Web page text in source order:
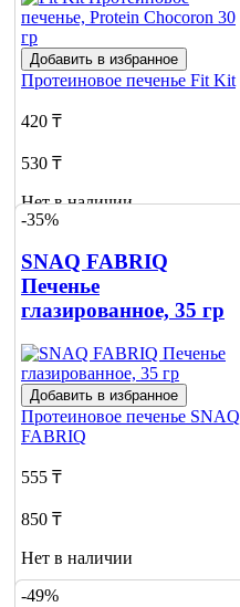
Добавить в избранное
Протеиновое печенье Fit Kit
420 ₸
530 ₸
Нет в наличии
о наличии
1
-35%
SNAQ FABRIQ
Печенье
глазированное, 35 гр
Добавить в избранное
Протеиновое печенье SNAQ
FABRIQ
555 ₸
850 ₸
Нет в наличии
Сообщить
-49%